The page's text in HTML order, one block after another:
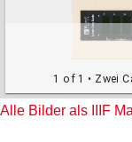
1 of 1 • Zwei
Alle Bilder als IIIF